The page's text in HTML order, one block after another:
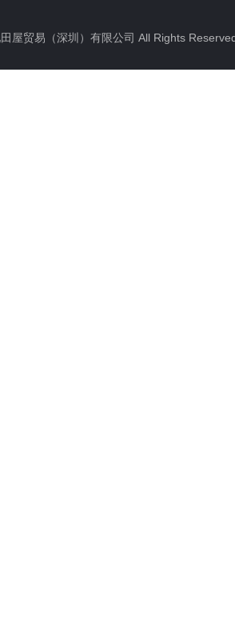
屋贸易（深圳）有限公司 All Rights